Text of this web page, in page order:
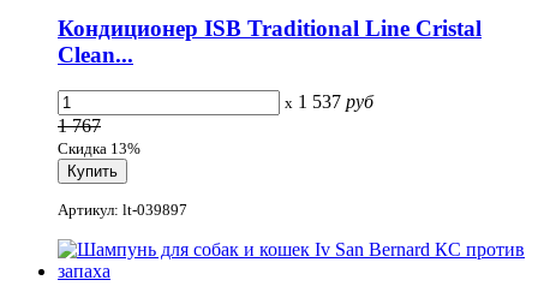
Кондиционер ISB Traditional Line Cristal
Clean...
x 1 537 руб
1 767
Скидка 13%
Артикул: lt-039897